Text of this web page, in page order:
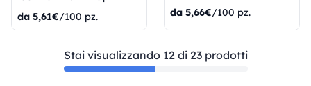
da 5,61€/100 pz. da 5,66€/100 pz.
Stai visualizzando 12 di 23 prodotti